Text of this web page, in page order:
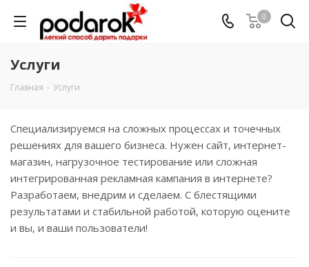
0
Услуги
Главная - Услуги
Специализируемся на сложных процессах и точечных
решениях для вашего бизнеса. Нужен сайт, интернет-
магазин, нагрузочное тестирование или сложная
интегрированная рекламная кампания в интернете?
Разработаем, внедрим и сделаем. С блестящими
результатами и стабильной работой, которую оцените
и вы, и ваши пользователи!